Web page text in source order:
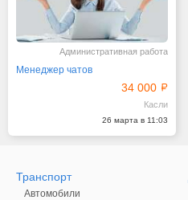
Административная работа
Менеджер чатов
34 000
Касли
26 марта в 11:03
Транспорт
Автомобили